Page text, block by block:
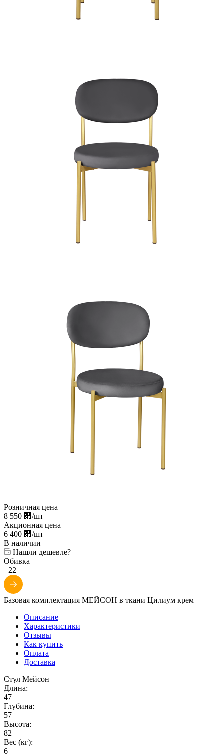
Розничная цена
8 550 ⃏/шт
Акционная цена
6 400 ⃏/шт
В наличии
Нашли дешевле?
Обивка
+22
Базовая комплектация МЕЙСОН в ткани Цилиум крем
Описание
Характеристики
Отзывы
Как купить
Оплата
Доставка
Стул Мейсон
Длина:
47
Глубина:
57
Высота:
82
Вес (кг):
6